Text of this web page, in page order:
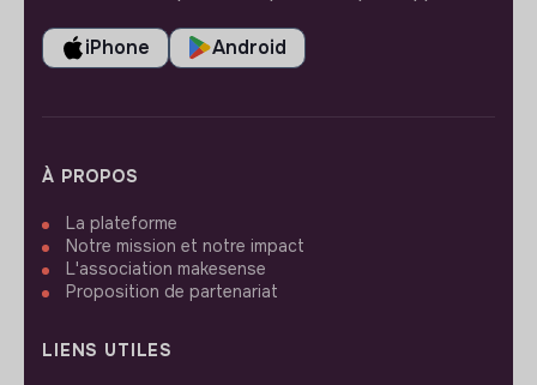
iPhone Android
À PROPOS
La plateforme
Notre mission et notre impact
L'association makesense
Proposition de partenariat
LIENS UTILES